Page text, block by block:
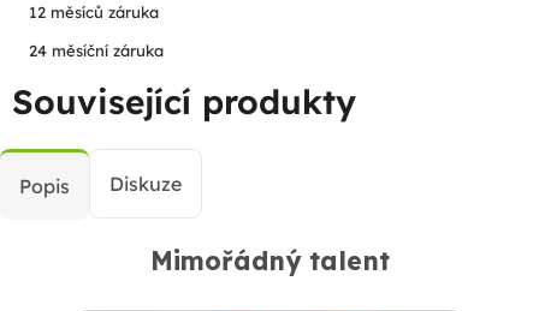
12 měsíců záruka
24 měsíční záruka
Související produkty
Popis Diskuze
Mimořádný talent